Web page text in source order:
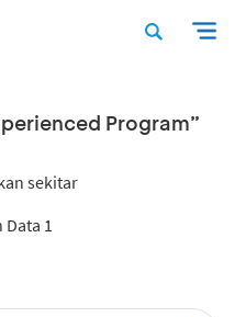
Program”
sekitar
1